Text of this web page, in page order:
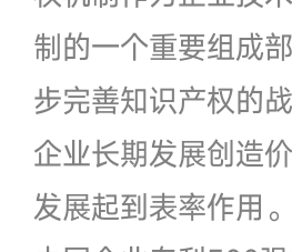
制的一个重要组成
步完善知识产权的
企业长期发展创造
发展起到表率作用。